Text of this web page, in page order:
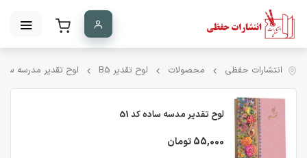
انتشارات حفظی محصولات لوح تقدیر B5 لوح تقدیر مدرسه
لوح تقدیر مدسه ساده کد 51
55,000 تومان